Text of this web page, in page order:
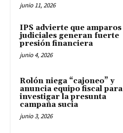
junio 11, 2026
IPS advierte que amparos
judiciales generan fuerte
presión financiera
junio 4, 2026
Rolón niega “cajoneo” y
anuncia equipo fiscal para
investigar la presunta
campaña sucia
junio 3, 2026